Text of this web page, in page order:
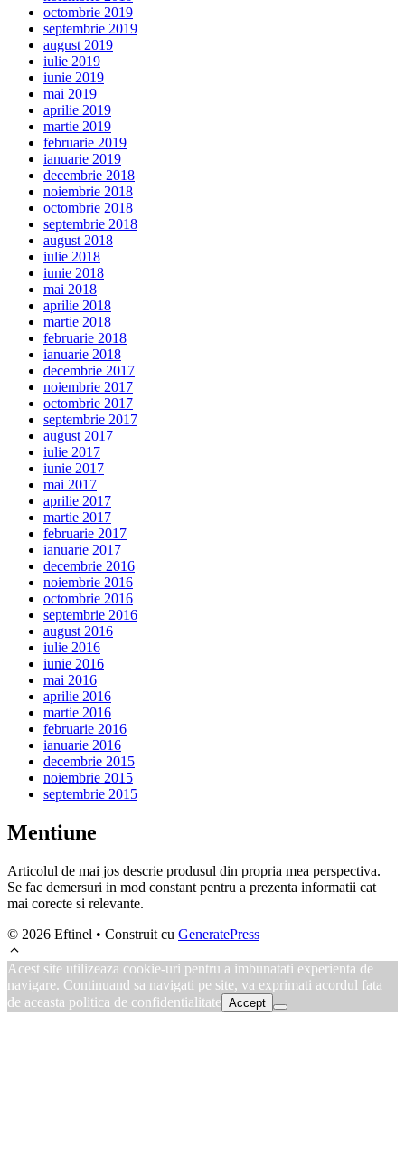
octombrie 2019
septembrie 2019
august 2019
iulie 2019
iunie 2019
mai 2019
aprilie 2019
martie 2019
februarie 2019
ianuarie 2019
decembrie 2018
noiembrie 2018
octombrie 2018
septembrie 2018
august 2018
iulie 2018
iunie 2018
mai 2018
aprilie 2018
martie 2018
februarie 2018
ianuarie 2018
decembrie 2017
noiembrie 2017
octombrie 2017
septembrie 2017
august 2017
iulie 2017
iunie 2017
mai 2017
aprilie 2017
martie 2017
februarie 2017
ianuarie 2017
decembrie 2016
noiembrie 2016
octombrie 2016
septembrie 2016
august 2016
iulie 2016
iunie 2016
mai 2016
aprilie 2016
martie 2016
februarie 2016
ianuarie 2016
decembrie 2015
noiembrie 2015
septembrie 2015
Mentiune
Articolul de mai jos descrie produsul din propria mea perspectiva.
Se fac demersuri in mod constant pentru a prezenta informatii cat
mai corecte si relevante.
© 2026 Eftinel • Construit cu GeneratePress
Acest site utilizeaza cookie-uri pentru a imbunatati experienta de
navigare. Continuand sa navigati pe site, va exprimati acordul fata
de aceasta politica de confidentialitate Accept